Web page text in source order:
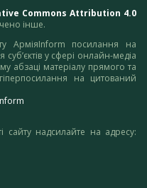
Commons Attribution 4.0
інше.
АрміяInform посилання на
суб’єктів у сфері онлайн-медіа
абзаці матеріалу прямого та
на цитований
сайту надсилайте на адресу: